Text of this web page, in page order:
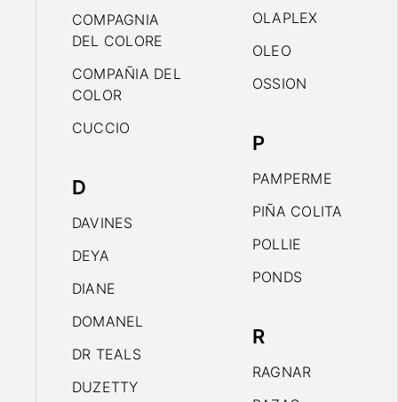
COMPAGNIA
DEL COLORE
COMPAÑIA DEL
COLOR
CUCCIO
D
DAVINES
DEYA
DIANE
DOMANEL
DR TEALS
DUZETTY
OLAPLEX
OLEO
OSSION
P
PAMPERME
PIÑA COLITA
POLLIE
PONDS
R
RAGNAR